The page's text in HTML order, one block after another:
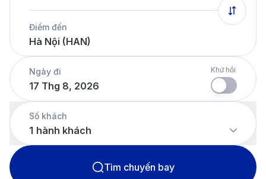
Dịch vụ
Khách sạn
Tin tứcLiên hệ
Hotline
028 7303 6167
Tiếng Việt
Điểm đến
Hà Nội (HAN)
Ngày đi
17 Thg 8, 2026
Khứ hồi
Số khách
1 hành khách
Tìm chuyến bay